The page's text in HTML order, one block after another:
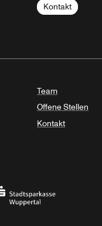
Kontakt
Team
Offene Stellen
Kontakt